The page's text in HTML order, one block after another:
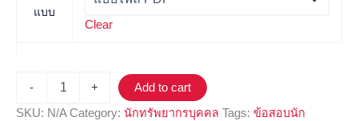
แบบ
Clear
- +
Add to cart
SKU: N/A Category: นักทรัพยากรบุคคล Tags: ข้อสอบนัก